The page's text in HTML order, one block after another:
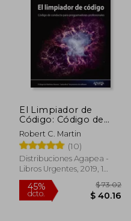
40%
dcto.
$ 65.26
El Limpiador de
Código: Código de
Conducta Para
Programadores
Profesionales
Robert C. Martin
(10)
Distribuciones Agapea -
Libros Urgentes, 2019, 1
Edición, Tapa Blanda,
Nuevo